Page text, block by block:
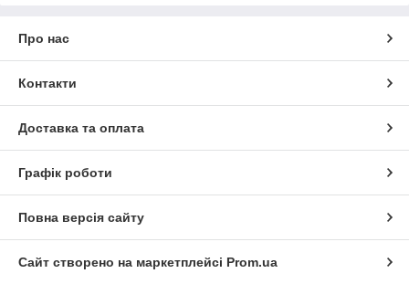
Про нас
Контакти
Доставка та оплата
Графік роботи
Повна версія сайту
Сайт створено на маркетплейсі Prom.ua